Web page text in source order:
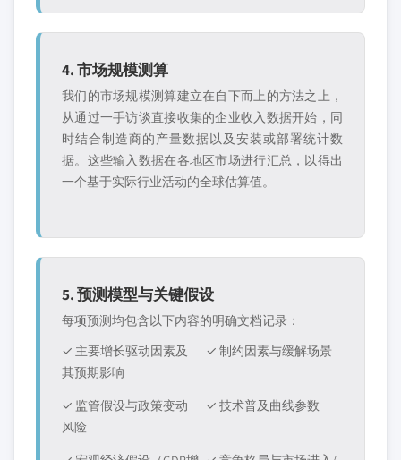
4. 市场规模测算
我们的市场规模测算建立在自下而上的方法之上，
从通过一手访谈直接收集的企业收入数据开始，同
时结合制造商的产量数据以及安装或部署统计数
据。这些输入数据在各地区市场进行汇总，以得出
一个基于实际行业活动的全球估算值。
5. 预测模型与关键假设
每项预测均包含以下内容的明确文档记录：
✓ 主要增长驱动因素及
其预期影响
✓ 制约因素与缓解场景
✓ 监管假设与政策变动
风险
✓ 技术普及曲线参数